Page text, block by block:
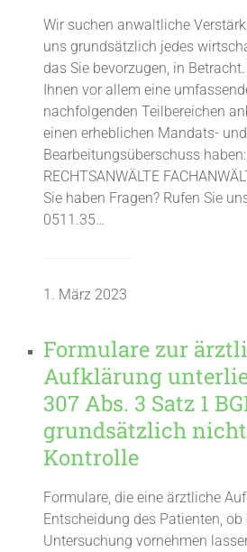
Wir suchen anwaltliche
uns grundsätzlich jedes
das Sie bevorzugen, in
Ihnen vor allem eine
nachfolgenden Teilbereichen
einen erheblichen Mandats- und
Bearbeitungsüberschuss
RECHTSANWÄLTE
Sie haben Fragen? Rufen Sie
0511.35…
1. März 2023
Formulare zur
Aufklärung
307 Abs. 3 Satz 1
grundsätzlich nicht
Kontrolle
Formulare, die eine ärztliche
Entscheidung des Patienten, ob
Untersuchung vornehmen